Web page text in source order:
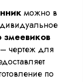
можно в
змеевиков
– чертеж для
по